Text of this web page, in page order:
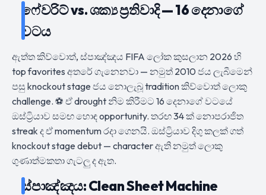
ෆේවරිට් vs. ශක්‍ය ප්‍රතිවාදි — 16 දෙනාගේ
වටය
ඇත්ත කිව්වොත්, ස්පාඤ්ඤය FIFA ලෝක කුසලාන 2026 හි
top favorites අතරේ ගැනෙනවා — නමුත් 2010 ජය ලැබීමෙන්
පසු knockout stage ජය නොලැබූ tradition කිව්වොත් ලොකු
challenge. ⚽ ඒ drought නිම කිරීමට 16 දෙනාගේ වටයේ
ඔස්ට්‍රියාව සමඟ හොඳ opportunity. තරඟ 34 ක් නොපරාජිත
streak ද ඒ momentum රදා ගෙනයි. ඔස්ට්‍රියාව දිගු කලක් ගත්
knockout stage debut — character ඇති නමුත් ලොකු
ගුණාත්මකතා ගැටලු ද ඇත.
ස්පාඤ්ඤය: Clean Sheet Machine